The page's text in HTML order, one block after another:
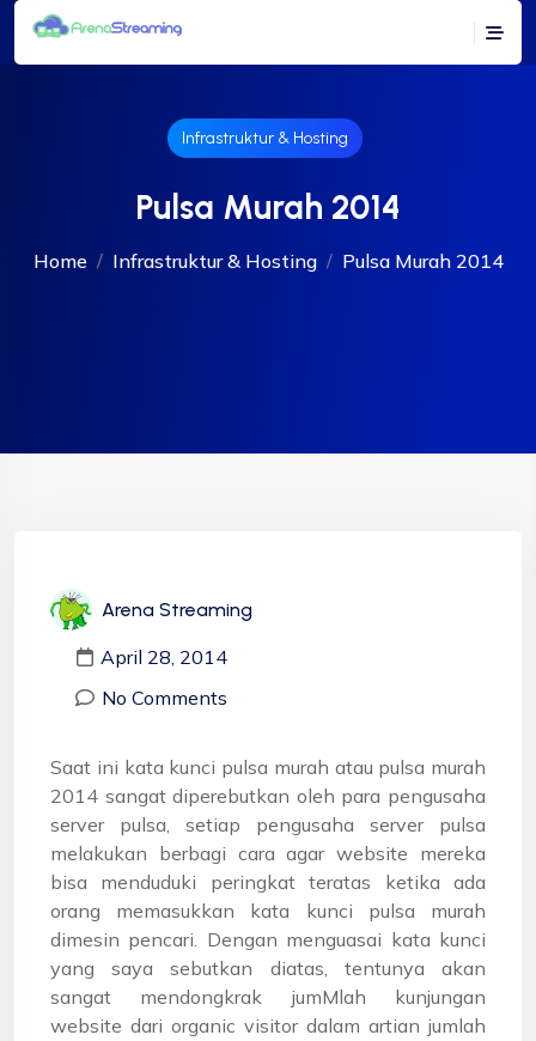
Infrastruktur & Hosting
Pulsa Murah 2014
Home Infrastruktur & Hosting Pulsa Murah 2014
Arena Streaming
April 28, 2014
No Comments
Saat ini kata kunci pulsa murah atau pulsa murah
2014 sangat diperebutkan oleh para pengusaha
server pulsa, setiap pengusaha server pulsa
melakukan berbagi cara agar website mereka
bisa menduduki peringkat teratas ketika ada
orang memasukkan kata kunci pulsa murah
dimesin pencari. Dengan menguasai kata kunci
yang saya sebutkan diatas, tentunya akan
sangat mendongkrak jumMlah kunjungan
website dari organic visitor dalam artian jumlah